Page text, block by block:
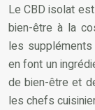
Le CBD isolat
bien-être à la
les
en font un
de bien-être et
les chefs